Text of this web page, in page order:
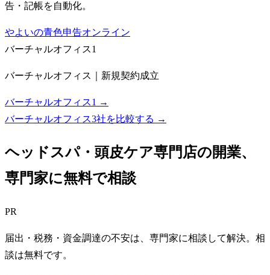
告・記帳を自動化。
やよいの青色申告オンライン
バーチャルオフィス1
バーチャルオフィス｜新規契約成立
バーチャルオフィス1 →
バーチャルオフィス3社を比較する →
ヘッドスパ・頭皮ケア専門店の開業、
専門家に無料で相談
PR
届出・税務・資金調達の不安は、専門家に相談して解決。相
談は無料です。